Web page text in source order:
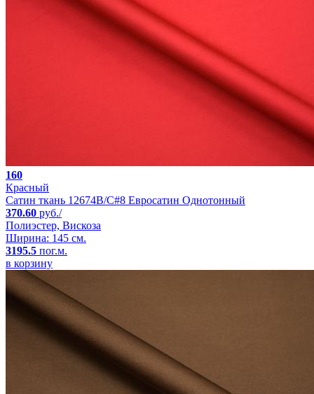
160
Красный
Сатин ткань 12674B/C#8 Евросатин Однотонный
370.60 руб./
Полиэстер, Вискоза
Ширина: 145 см.
3195.5 пог.м.
в корзину